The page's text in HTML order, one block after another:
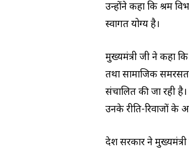
उन्होंने कहा कि श्रम
स्वागत योग्य है।
मुख्यमंत्री जी ने कहा कि
तथा सामाजिक
संचालित की जा रही
उनके रीति-रिवाजों के
प्रदेश सरकार ने